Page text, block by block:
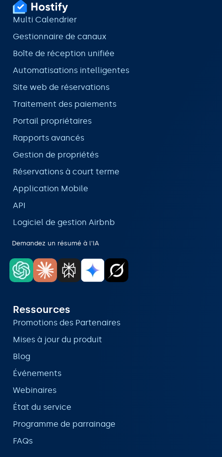
Multi Calendrier
Gestionnaire de canaux
Boîte de réception unifiée
Automatisations intelligentes
Site web de réservations
Traitement des paiements
Portail propriétaires
Rapports avancés
Gestion de propriétés
Réservations à court terme
Application Mobile
API
Logiciel de gestion Airbnb
Demandez un résumé à l'IA
Ressources
Promotions des Partenaires
Mises à jour du produit
Blog
Événements
Webinaires
État du service
Programme de parrainage
FAQs